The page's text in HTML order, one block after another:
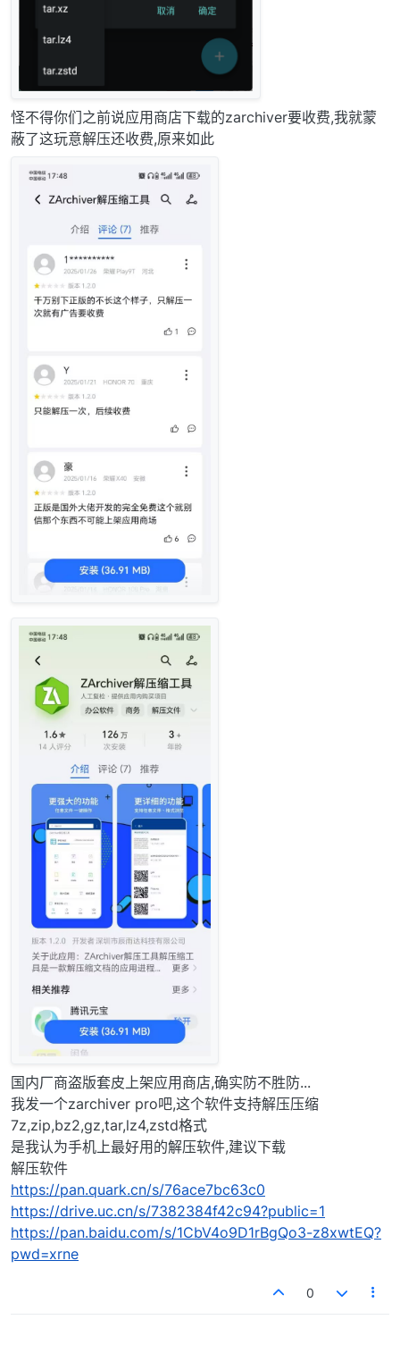
怪不得你们之前说应用商店下载的zarchiver要收费,我就蒙
蔽了这玩意解压还收费,原来如此
国内厂商盗版套皮上架应用商店,确实防不胜防...
我发一个zarchiver pro吧,这个软件支持解压压缩
7z,zip,bz2,gz,tar,lz4,zstd格式
是我认为手机上最好用的解压软件,建议下载
解压软件
https://pan.quark.cn/s/76ace7bc63c0
https://drive.uc.cn/s/7382384f42c94?public=1
https://pan.baidu.com/s/1CbV4o9D1rBgQo3-z8xwtEQ?
pwd=xrne
0